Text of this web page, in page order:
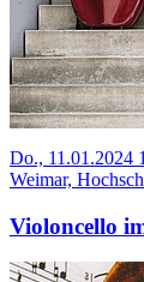
Do., 11.01.2024
Weimar,
Violoncello